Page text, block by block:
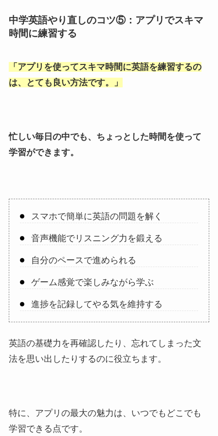
中学英語やり直しのコツ⑤：アプリでスキマ
時間に練習する
「 アプリを使ってスキマ時間に英語を練習するの
は、とても良い方法です。
」
忙しい毎日の中でも、ちょっとした時間を使って
学習ができます。
スマホで簡単に英語の問題を解く
音声機能でリスニング力を鍛える
自分のペースで進められる
ゲーム感覚で楽しみながら学ぶ
進捗を記録してやる気を維持する
英語の基礎力を再確認したり、忘れてしまった文
法を思い出したりするのに役立ちます。
特に、アプリの最大の魅力は、いつでもどこでも
学習できる点です。